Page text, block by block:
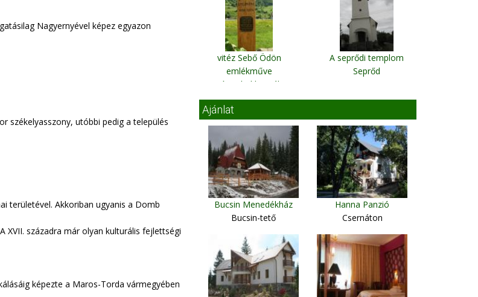
Nagyernyével képez egyazon
székelyasszony, utóbbi pedig a település
területével. Akkoriban ugyanis a Domb
XVII. századra már olyan kulturális fejlettségi
képezte a Maros-Torda vármegyében
vitéz Sebő Ödön
emlékműve
Gyímesbükk Deáky
Panzió
A seprődi templom
Seprőd
Ajánlat
Bucsin Menedékház
Bucsin-tető
Hanna Panzió
Csernáton